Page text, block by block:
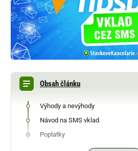
Obsah článku
Výhody a nevýhody
Návod na SMS vklad
Poplatky